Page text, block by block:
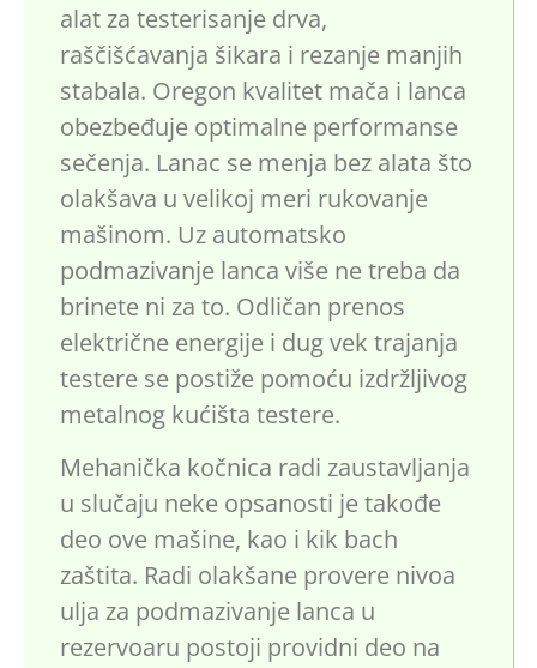
alat za testerisanje drva,
raščišćavanja šikara i rezanje manjih
stabala. Oregon kvalitet mača i lanca
obezbeđuje optimalne performanse
sečenja. Lanac se menja bez alata što
olakšava u velikoj meri rukovanje
mašinom. Uz automatsko
podmazivanje lanca više ne treba da
brinete ni za to. Odličan prenos
električne energije i dug vek trajanja
testere se postiže pomoću izdržljivog
metalnog kućišta testere.
Mehanička kočnica radi zaustavljanja
u slučaju neke opsanosti je takođe
deo ove mašine, kao i kik bach
zaštita. Radi olakšane provere nivoa
ulja za podmazivanje lanca u
rezervoaru postoji providni deo na